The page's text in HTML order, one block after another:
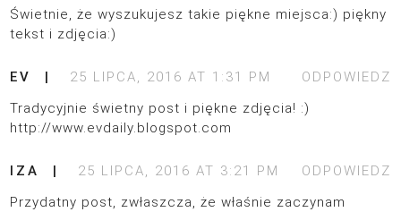
Świetnie, że wyszukujesz takie piękne miejsca:) piękny
tekst i zdjęcia:)
ODPOWIEDZ
EV
25 LIPCA, 2016 AT 1:31 PM
Tradycyjnie świetny post i piękne zdjęcia! :)
http://www.evdaily.blogspot.com
ODPOWIEDZ
IZA
25 LIPCA, 2016 AT 3:21 PM
Przydatny post, zwłaszcza, że właśnie zaczynam